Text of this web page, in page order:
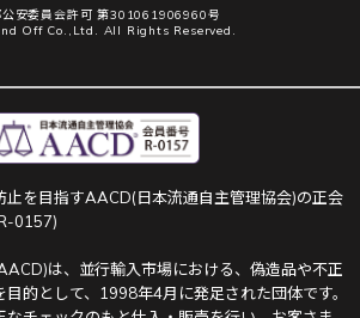
公安委員会許可 第301061906960号
Off Co.,Ltd. All Rights Reserved.
止を目指すAACD(日本流通自主管理協会)の正会
0157)
は、並行輸入市場における、偽造品や不正
的として、1998年4月に発足された団体です。